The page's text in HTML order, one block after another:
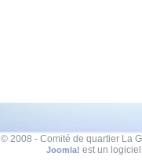
© 2008 - Comité de quartier La
Joomla! est un